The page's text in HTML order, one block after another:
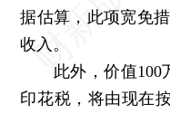
据估算，此项宽免
收入。
此外，价值100
印花税，将由现在